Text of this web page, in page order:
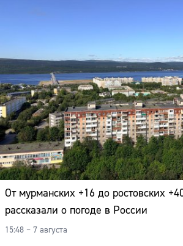
От мурманских +16 до ростовских
рассказали о погоде в России
15:48 – 7 августа